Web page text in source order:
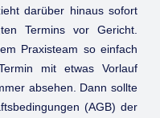
darüber hinaus sofort
Termins vor Gericht.
Praxisteam so einfach
mit etwas Vorlauf
absehen. Dann sollte
(AGB) der